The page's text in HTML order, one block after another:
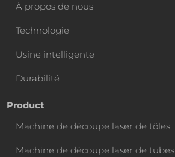
À propos de nous
Technologie
Usine intelligente
Durabilité
Product
Machine de découpe laser de tôles
Machine de découpe laser de tubes